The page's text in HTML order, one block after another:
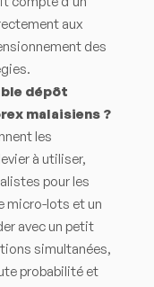
aux
des
dépôt
malaisiens ?
les
à utiliser,
pour les
micro-lots et un
avec un petit
simultanées,
probabilité et